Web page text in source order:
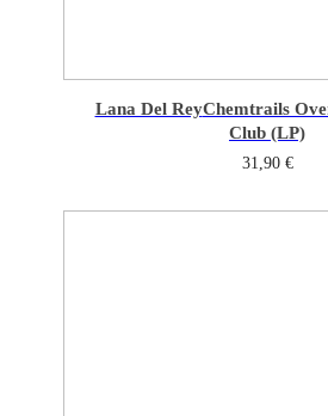
Lana Del ReyChemtrails
Club (LP)
31,90 €